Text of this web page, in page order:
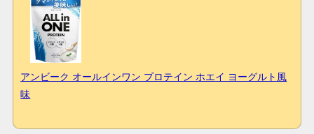
アンビーク オールインワン プロテイン ホエイ ヨーグルト風
味